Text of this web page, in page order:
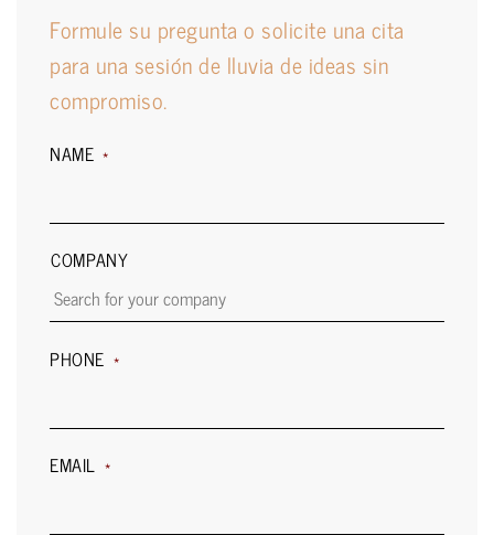
Formule su pregunta o solicite una cita
para una sesión de lluvia de ideas sin
compromiso.
NAME *
COMPANY
PHONE *
EMAIL *